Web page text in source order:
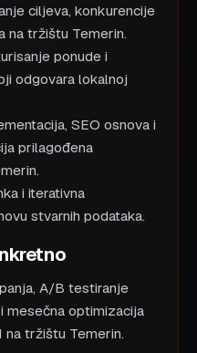
ciljeva, konkurencije
na tržištu Temerin.
ponude i
odgovara lokalnoj
SEO osnova i
prilagođena
i iterativna
stvarnih podataka.
A/B testiranje
mesečna optimizacija
na tržištu Temerin.